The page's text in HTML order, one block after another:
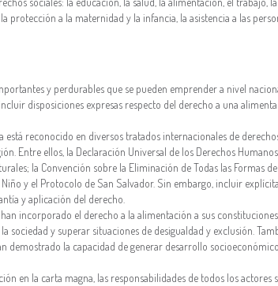
protección a la maternidad y la infancia, la asistencia a las
y perdurables que se pueden emprender a nivel
disposiciones expresas respecto del derecho a una
está reconocido en diversos tratados internacionales de
Entre ellos, la Declaración Universal de los Derechos
la Convención sobre la Eliminación de Todas las Formas
y el Protocolo de San Salvador. Sin embargo, incluir
y aplicación del derecho.
han incorporado el derecho a la alimentación a sus
sociedad y superar situaciones de desigualdad y exclusión.
demostrado la capacidad de generar desarrollo
en la carta magna, las responsabilidades de todos los actores